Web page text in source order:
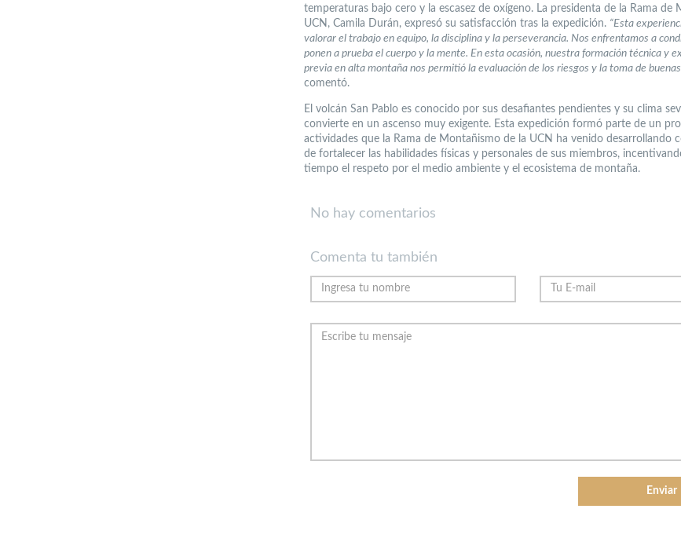
temperaturas bajo cero y la escasez de oxígeno. La presidenta de la Rama de
UCN, Camila Durán, expresó su satisfacción tras la expedición. “Esta
valorar el trabajo en equipo, la disciplina y la perseverancia. Nos enfrentamos a
ponen a prueba el cuerpo y la mente. En esta ocasión, nuestra formación técnica y
previa en alta montaña nos permitió la evaluación de los riesgos y la toma de
comentó.
El volcán San Pablo es conocido por sus desafiantes pendientes y su clima
convierte en un ascenso muy exigente. Esta expedición formó parte de un
actividades que la Rama de Montañismo de la UCN ha venido desarrollando
de fortalecer las habilidades físicas y personales de sus miembros,
tiempo el respeto por el medio ambiente y el ecosistema de montaña.
No hay comentarios
Comenta tu también